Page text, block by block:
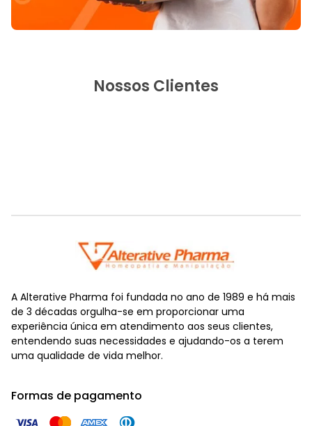
Nossos Clientes
A Alterative Pharma foi fundada no ano de 1989 e há mais
de 3 décadas orgulha-se em proporcionar uma
experiência única em atendimento aos seus clientes,
entendendo suas necessidades e ajudando-os a terem
uma qualidade de vida melhor.
Formas de pagamento